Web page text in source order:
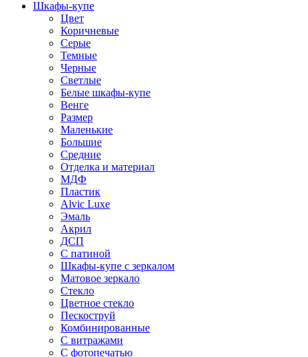
Шкафы-купе
Цвет
Коричневые
Серые
Темные
Черные
Светлые
Белые шкафы-купе
Венге
Размер
Маленькие
Большие
Средние
Отделка и материал
МДФ
Пластик
Alvic Luxe
Эмаль
Акрил
ДСП
С патиной
Шкафы-купе с зеркалом
Матовое зеркало
Стекло
Цветное стекло
Пескоструй
Комбинированные
С витражами
С фотопечатью